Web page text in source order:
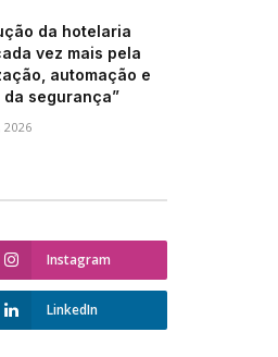
da hotelaria
vez mais pela
automação e
segurança”
2026
Instagram
LinkedIn